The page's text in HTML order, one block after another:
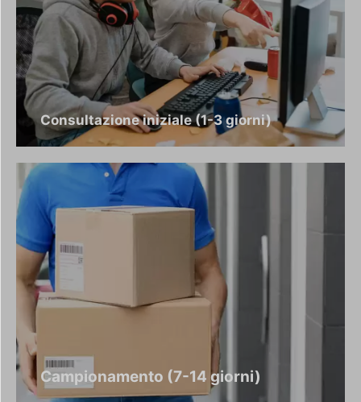
Consultazione iniziale (1-3 giorni)
Campionamento (7-14 giorni)